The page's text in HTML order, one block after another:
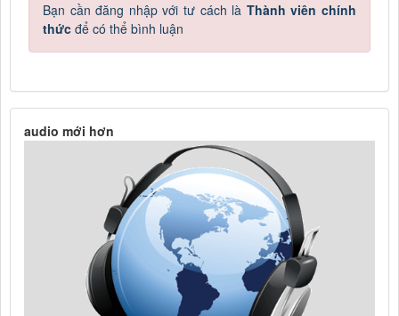
Bạn cần đăng nhập với tư cách là Thành viên chính
thức để có thể bình luận
audio mới hơn